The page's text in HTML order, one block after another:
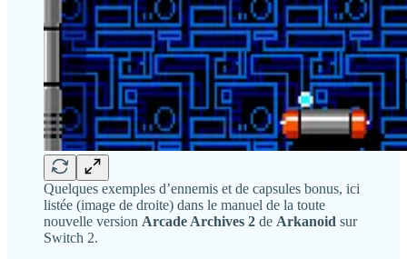
Quelques exemples d’ennemis et de capsules bonus, ici
listée (image de droite) dans le manuel de la toute
nouvelle version Arcade Archives 2 de Arkanoid sur
Switch 2.